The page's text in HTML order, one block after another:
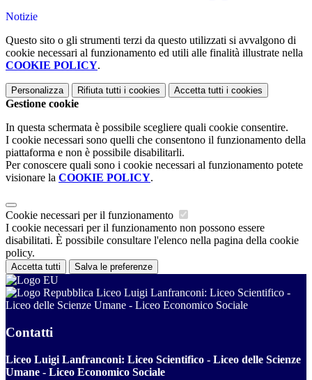
Notizie
Questo sito o gli strumenti terzi da questo utilizzati si avvalgono di
cookie necessari al funzionamento ed utili alle finalità illustrate nella
COOKIE POLICY.
Personalizza Rifiuta tutti i cookies Accetta tutti i cookies
Gestione cookie
In questa schermata è possibile scegliere quali cookie consentire.
I cookie necessari sono quelli che consentono il funzionamento della
piattaforma e non è possibile disabilitarli.
Per conoscere quali sono i cookie necessari al funzionamento potete
visionare la COOKIE POLICY.
Cookie necessari per il funzionamento
I cookie necessari per il funzionamento non possono essere
disabilitati. È possibile consultare l'elenco nella pagina della cookie
policy.
Accetta tutti Salva le preferenze
Liceo Luigi Lanfranconi: Liceo Scientifico -
Liceo delle Scienze Umane - Liceo Economico Sociale
Contatti
Liceo Luigi Lanfranconi: Liceo Scientifico - Liceo delle Scienze
Umane - Liceo Economico Sociale